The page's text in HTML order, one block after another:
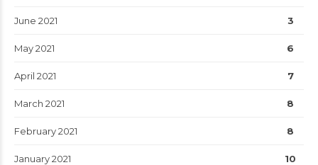
June 2021 3
May 2021 6
April 2021 7
March 2021 8
February 2021 8
January 2021 10